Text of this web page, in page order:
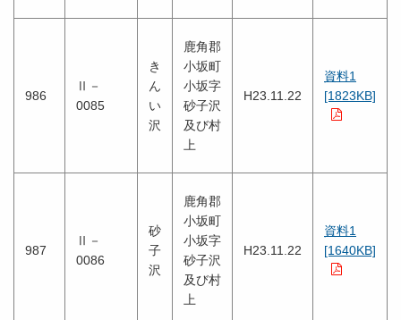
986
Ⅱ－
0085
き
ん
い
沢
鹿角郡
小坂町
小坂字
砂子沢
及び村
上
H23.11.22
資料1
[1823KB]
987
Ⅱ－
0086
砂
子
沢
鹿角郡
小坂町
小坂字
砂子沢
及び村
上
H23.11.22
資料1
[1640KB]